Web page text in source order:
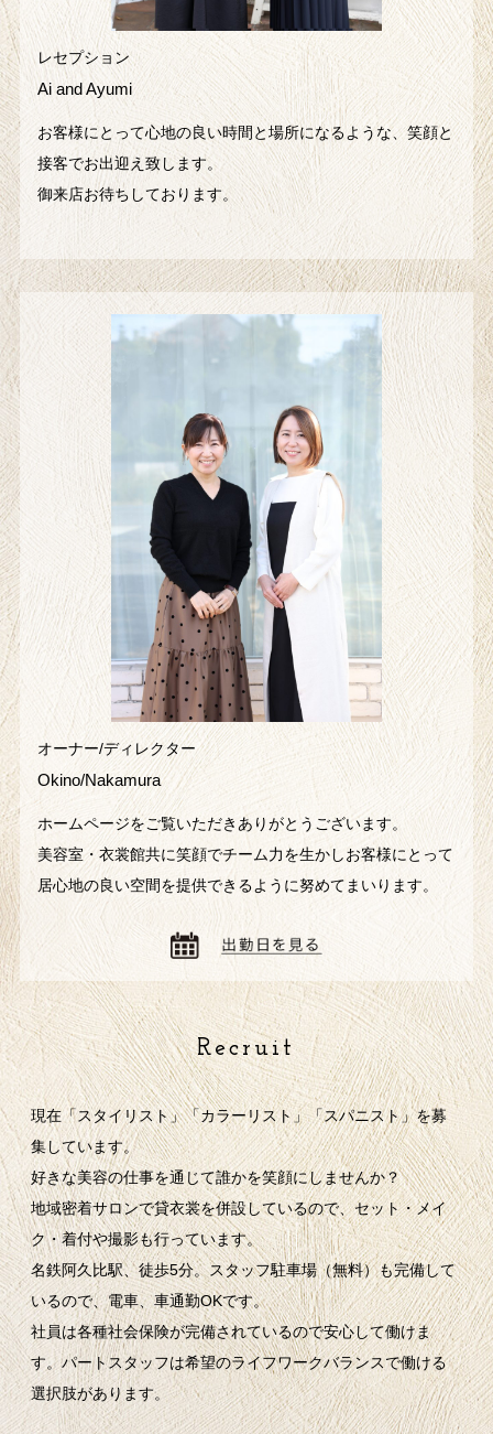
レセプション
Ai and Ayumi
お客様にとって心地の良い時間と場所になるような、笑顔と
接客でお出迎え致します。
御来店お待ちしております。
オーナー/ディレクター
Okino/Nakamura
ホームページをご覧いただきありがとうございます。
美容室・衣裳館共に笑顔でチーム力を生かしお客様にとって
居心地の良い空間を提供できるように努めてまいります。
Recruit
現在「スタイリスト」「カラーリスト」「スパニスト」を募
集しています。
好きな美容の仕事を通じて誰かを笑顔にしませんか？
地域密着サロンで貸衣裳を併設しているので、セット・メイ
ク・着付や撮影も行っています。
名鉄阿久比駅、徒歩5分。スタッフ駐車場（無料）も完備して
いるので、電車、車通勤OKです。
社員は各種社会保険が完備されているので安心して働けま
す。パートスタッフは希望のライフワークバランスで働ける
選択肢があります。